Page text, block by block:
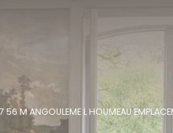
56 M ANGOULEME L HOUMEAU